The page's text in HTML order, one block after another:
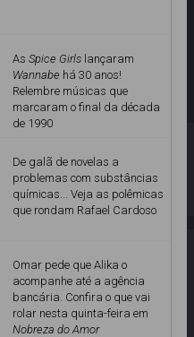
As Spice Girls lançaram
Wannabe há 30 anos!
Relembre músicas que
marcaram o final da década
de 1990
De galã de novelas a
problemas com substâncias
químicas... Veja as polêmicas
que rondam Rafael Cardoso
Omar pede que Alika o
acompanhe até a agência
bancária. Confira o que vai
rolar nesta quinta-feira em
Nobreza do Amor
Desenvolvido por